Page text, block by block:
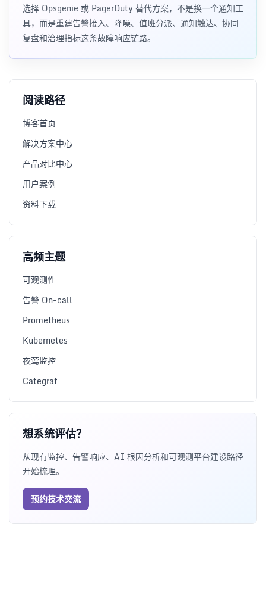
选择 Opsgenie 或 PagerDuty 替代方案，不是换一个通知工
具，而是重建告警接入、降噪、值班分派、通知触达、协同
复盘和治理指标这条故障响应链路。
阅读路径
博客首页
解决方案中心
产品对比中心
用户案例
资料下载
高频主题
可观测性
告警 On-call
Prometheus
Kubernetes
夜莺监控
Categraf
想系统评估？
从现有监控、告警响应、AI 根因分析和可观测平台建设路径
开始梳理。
预约技术交流